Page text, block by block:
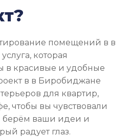
помещений в в
которая
в красивые и удобные
в в Биробиджане
для квартир,
чтобы вы чувствовали
берём ваши идеи и
радует глаз.